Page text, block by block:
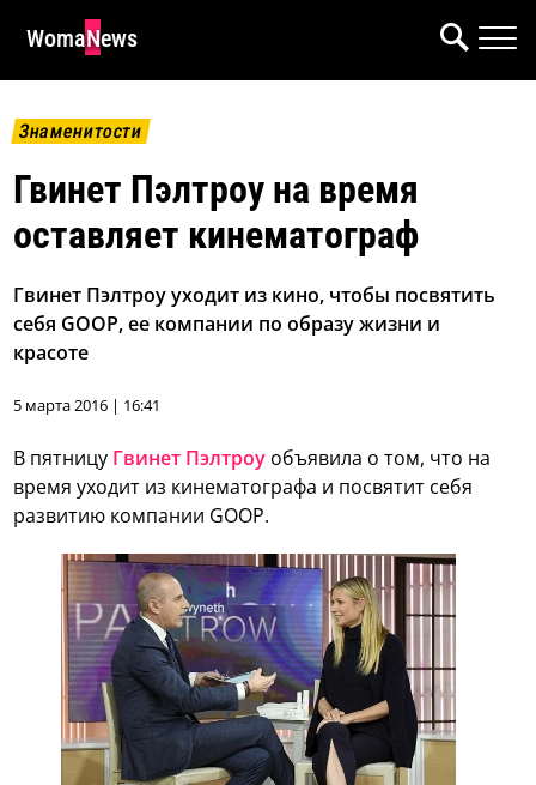
WomaNews
Знаменитости
Гвинет Пэлтроу на время
оставляет кинематограф
Гвинет Пэлтроу уходит из кино, чтобы посвятить
себя GOOP, ее компании по образу жизни и
красоте
5 марта 2016 | 16:41
В пятницу Гвинет Пэлтроу объявила о том, что на
время уходит из кинематографа и посвятит себя
развитию компании GOOP.